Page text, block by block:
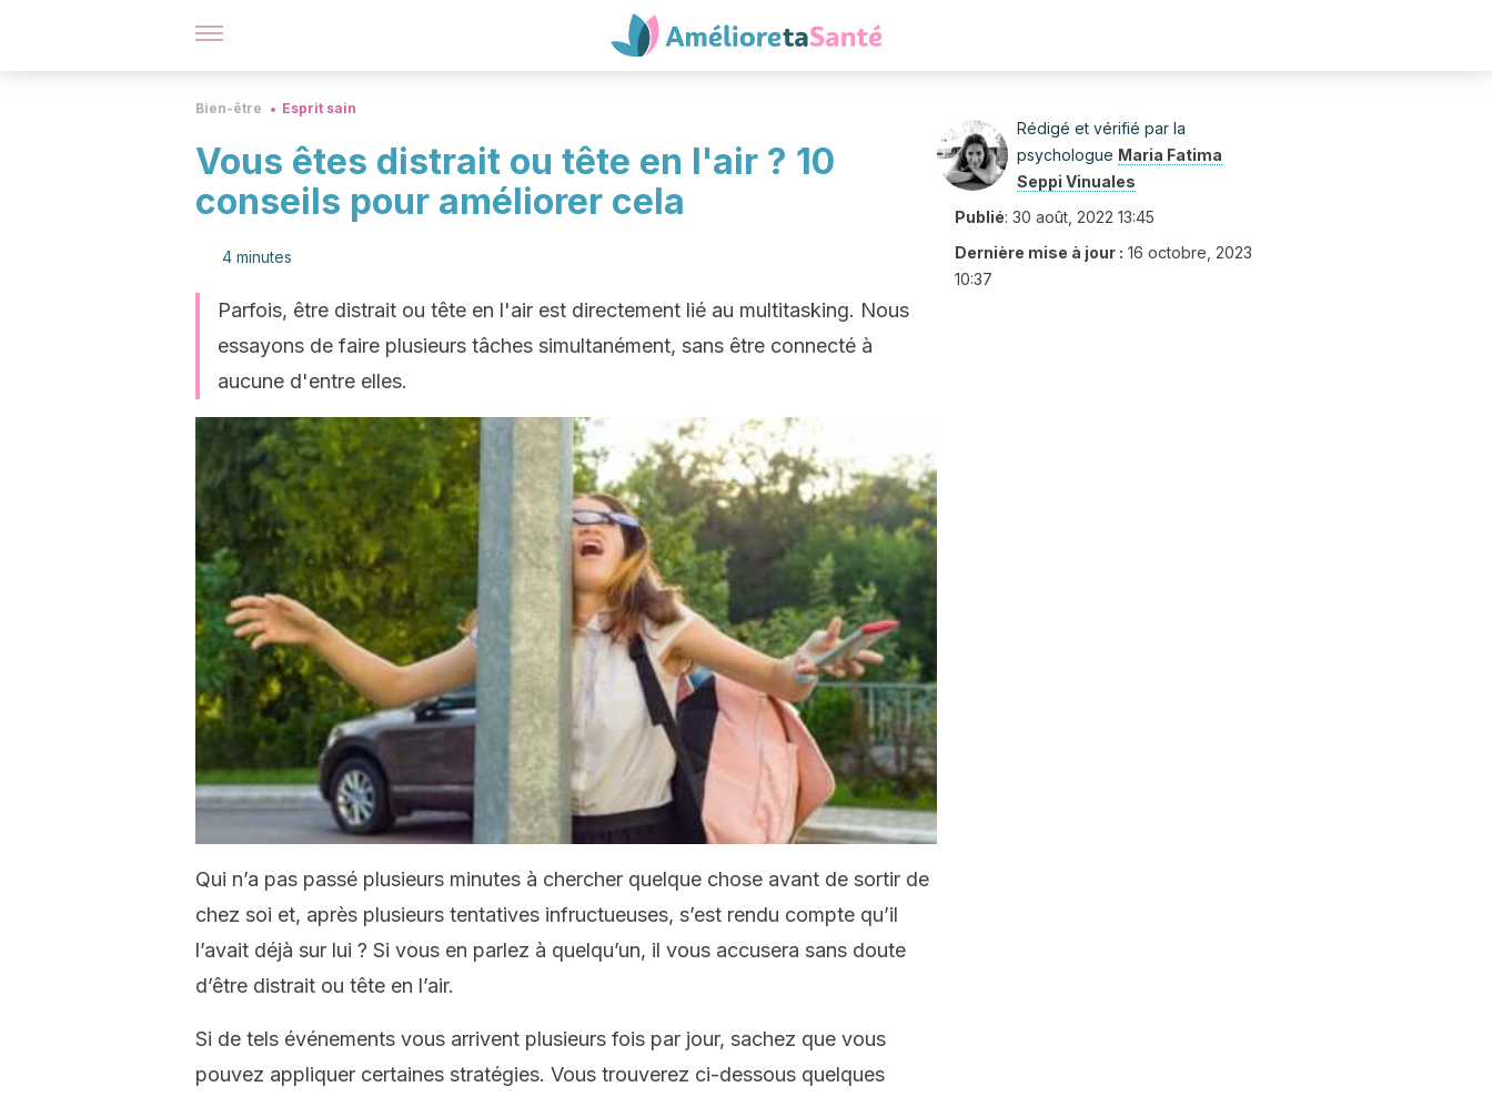
Bien-être Esprit sain
Vous êtes distrait ou tête en l'air ? 10
conseils pour améliorer cela
4 minutes
Parfois, être distrait ou tête en l'air est directement lié au multitasking. Nous
essayons de faire plusieurs tâches simultanément, sans être connecté à
aucune d'entre elles.
Qui n’a pas passé plusieurs minutes à chercher quelque chose avant de sortir de
chez soi et, après plusieurs tentatives infructueuses, s’est rendu compte qu’il
l’avait déjà sur lui ? Si vous en parlez à quelqu’un, il vous accusera sans doute
d’être distrait ou tête en l’air.
Si de tels événements vous arrivent plusieurs fois par jour, sachez que vous
pouvez appliquer certaines stratégies. Vous trouverez ci-dessous quelques
Rédigé et vérifié par la
psychologue Maria Fatima
Seppi Vinuales
Publié: 30 août, 2022 13:45
Dernière mise à jour : 16 octobre, 2023
10:37